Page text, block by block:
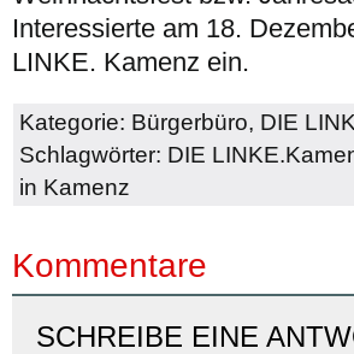
Interessierte am 18.
LINKE. Kamenz ein.
Kategorie: Bürgerbüro, DIE
Schlagwörter: DIE
in Kamenz
Kommentare
SCHREIBE EINE